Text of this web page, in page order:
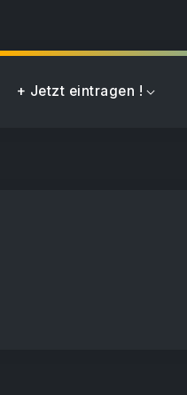
+ Jetzt eintragen !